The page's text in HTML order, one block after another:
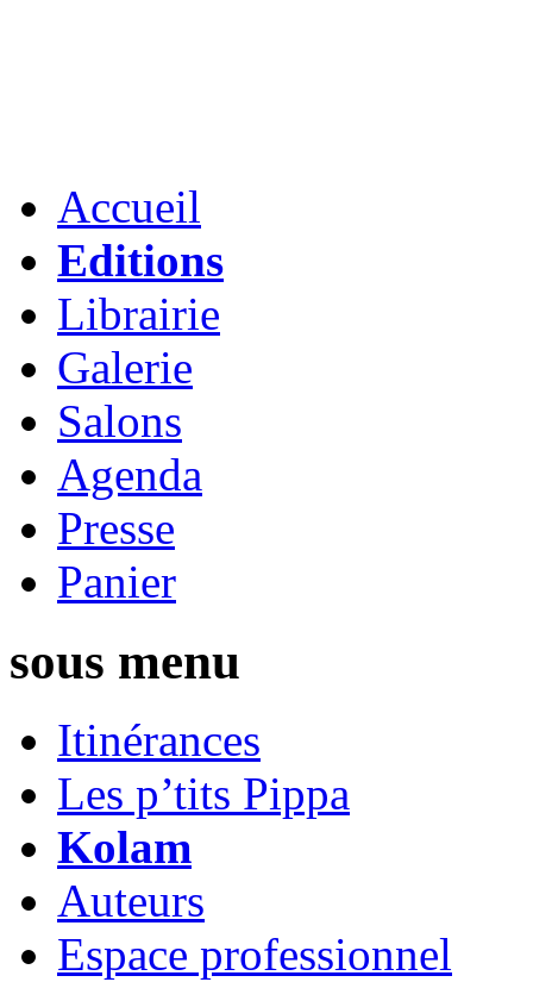
Accueil
Editions
Librairie
Galerie
Salons
Agenda
Presse
Panier
sous menu
Itinérances
Les p’tits Pippa
Kolam
Auteurs
Espace professionnel